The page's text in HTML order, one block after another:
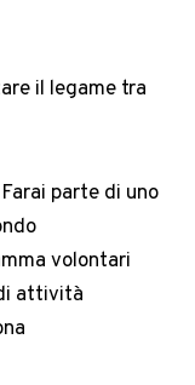
il legame tra
parte di uno
volontari
attività